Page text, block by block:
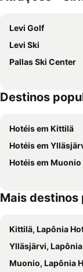
Lapin Pilot
Levi Golf
Levi Ski
Pallas Ski Center
Destinos
Hotéis em Kittilä
Hotéis em
Hotéis em Muonio
Mais destinos
Kittilä, Lapônia
Ylläsjärvi,
Muonio, Lapônia